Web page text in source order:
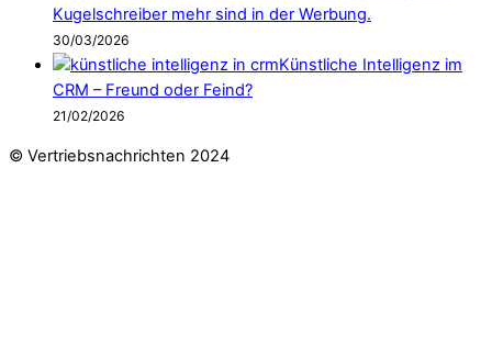
Kugelschreiber mehr sind in der Werbung.
30/03/2026
Künstliche Intelligenz im
CRM – Freund oder Feind?
21/02/2026
© Vertriebsnachrichten 2024